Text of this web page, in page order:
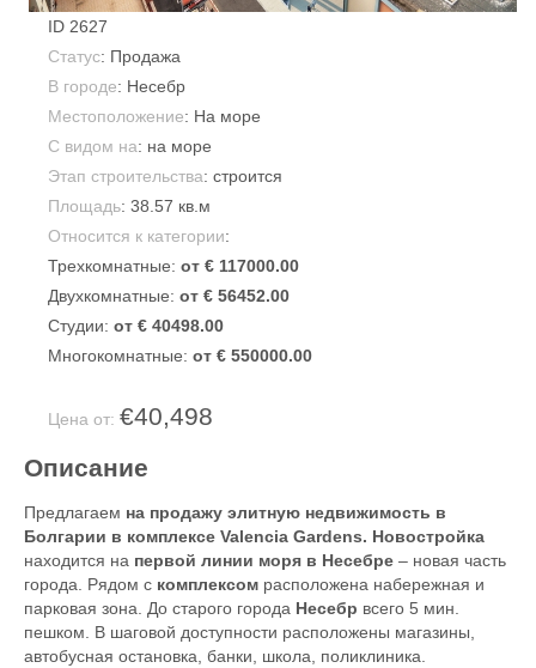
ID 2627
Статус: Продажа
В городе: Несебр
Местоположение: На море
С видом на: на море
Этап строительства: строится
Площадь: 38.57 кв.м
Относится к категории:
Трехкомнатные: от € 117000.00
Двухкомнатные: от € 56452.00
Студии: от € 40498.00
Многокомнатные: от € 550000.00
Цена от: €40,498
Описание
Предлагаем на продажу элитную недвижимость в
Болгарии в комплексе Valencia Gardens. Новостройка
находится на первой линии моря в Несебре – новая часть
города. Рядом с комплексом расположена набережная и
парковая зона. До старого города Несебр всего 5 мин.
пешком. В шаговой доступности расположены магазины,
автобусная остановка, банки, школа, поликлиника.